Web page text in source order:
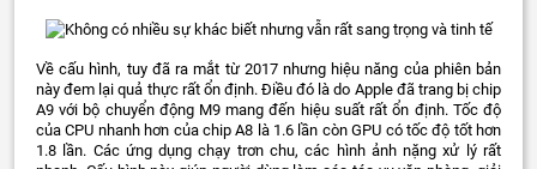
Về cấu hình, tuy đã ra mắt từ 2017 nhưng hiệu năng của phiên bản
này đem lại quả thực rất ổn định. Điều đó là do Apple đã trang bị chip
A9 với bộ chuyển động M9 mang đến hiệu suất rất ổn định. Tốc độ
của CPU nhanh hơn của chip A8 là 1.6 lần còn GPU có tốc độ tốt hơn
1.8 lần. Các ứng dụng chạy trơn chu, các hình ảnh nặng xử lý rất